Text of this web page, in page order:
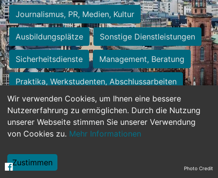
Wir verwenden Cookies, um Ihnen eine bessere
Nutzererfahrung zu ermöglichen. Durch die Nutzung
unserer Webseite stimmen Sie unserer Verwendung
von Cookies zu. Mehr Informationen
Zustimmen
Journalismus, PR, Medien, Kultur
Ausbildungsplätze Sonstige Dienstleistungen
Sicherheitsdienste Management, Beratung
Praktika, Werkstudenten, Abschlussarbeiten
Personalwesen Assistenz, Sekretariat
Hilfskräfte, Aushilfs- und Nebenjobs
Weiterbildung, Studium, duale Ausbildung Photo Credit